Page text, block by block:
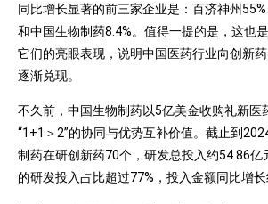
同比增长显著的前三家企业是：百济神州
和中国生物制药8.4%。值得一提的是，这也
它们的亮眼表现，说明中国医药行业向创新
逐渐兑现。
不久前，中国生物制药以5亿美金收购礼新医
“1+1＞2”的协同与优势互补价值。截止到
制药在研创新药70个，研发总投入约54.86亿
的研发投入占比超过77%，投入金额同比增长